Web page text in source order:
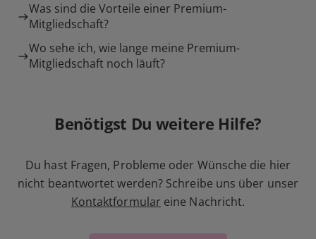
Was sind die Vorteile einer Premium-
Mitgliedschaft?
Wo sehe ich, wie lange meine Premium-
Mitgliedschaft noch läuft?
Benötigst Du weitere Hilfe?
Du hast Fragen, Probleme oder Wünsche die hier
nicht beantwortet werden? Schreibe uns über unser
Kontaktformular eine Nachricht.